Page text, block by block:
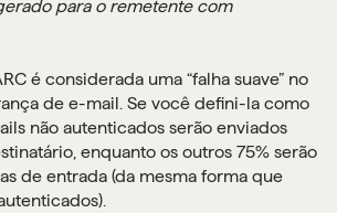
para o remetente com
é considerada uma “falha suave” no
de e-mail. Se você defini-la como
não autenticados serão enviados
enquanto os outros 75% serão
de entrada (da mesma forma que